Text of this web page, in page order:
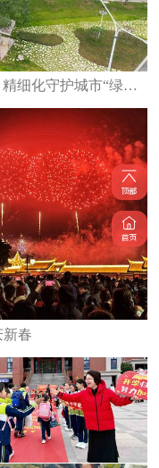
鲤城启动首批古树名木体检养护项目 精细化守护城市“绿色文脉”
新春